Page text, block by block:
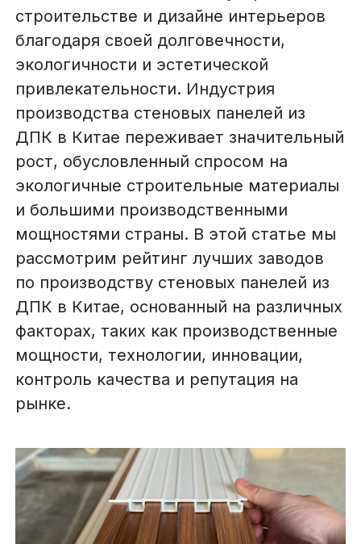
строительстве и дизайне интерьеров
благодаря своей долговечности,
экологичности и эстетической
привлекательности. Индустрия
производства стеновых панелей из
ДПК в Китае переживает значительный
рост, обусловленный спросом на
экологичные строительные материалы
и большими производственными
мощностями страны. В этой статье мы
рассмотрим рейтинг лучших заводов
по производству стеновых панелей из
ДПК в Китае, основанный на различных
факторах, таких как производственные
мощности, технологии, инновации,
контроль качества и репутация на
рынке.